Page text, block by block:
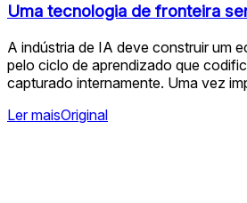
Uma tecnologia de fronteira
A indústria de IA deve construir um
pelo ciclo de aprendizado que
capturado internamente. Uma vez
Ler maisOriginal